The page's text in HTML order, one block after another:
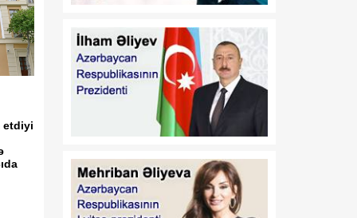
etdiyi
Azərbaycan
14 iyul tarixli 449-VIIQD
nömrəli Qanununun tətbiqi
və bununla əlaqədar bəzi
məsələlərin tənzimlənməsi
İnvestisiya Forumunun
Təşkilat Komitəsinin
yaradılması haqqında
08 Avqust